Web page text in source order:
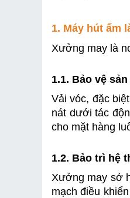
1. Máy hút ẩm
Xưởng may là
1.1. Bảo vệ
Vải vóc, đặc
nát dưới tác
cho mặt hàng
1.2. Bảo trì hệ
Xưởng may sở
mạch điều